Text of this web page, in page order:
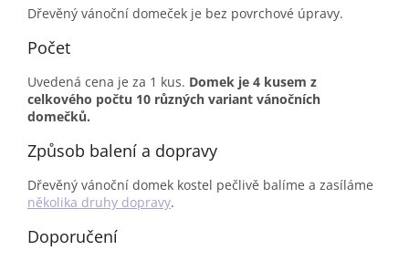
Dřevěný vánoční domeček je bez povrchové úpravy.
Počet
Uvedená cena je za 1 kus. Domek je 4 kusem z
celkového počtu 10 různých variant vánočních
domečků.
Způsob balení a dopravy
Dřevěný vánoční domek kostel pečlivě balíme a zasíláme
několika druhy dopravy.
Doporučení